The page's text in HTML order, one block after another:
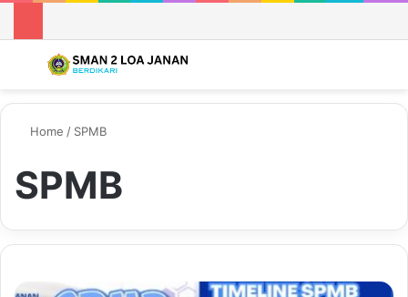
Menu
Home / SPMB
SPMB